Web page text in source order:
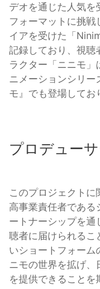
デオを通じた人気を
フォーマットに挑
イアを受けた「
記録しており、視聴
ラクター「ニニモ
ニメーションシリー
モ』でも登場してお
プロデュー
このプロジェクト
高事業責任者である
ートナーシップを
聴者に届けられるこ
いショートフォーム
ニモの世界を拡げ、
を提供できることを